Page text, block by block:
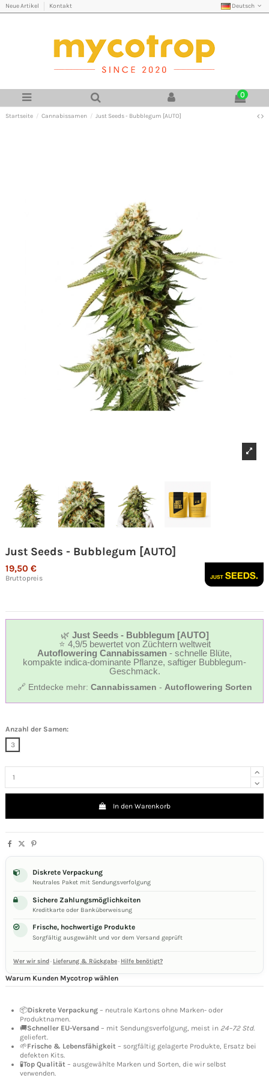
Neue Artikel Kontakt Deutsch
0
Startseite Cannabissamen Just Seeds - Bubblegum [AUTO]
Just Seeds - Bubblegum [AUTO]
19,50 €
Bruttopreis
🌿 Just Seeds - Bubblegum [AUTO]
⭐ 4,9/5 bewertet von Züchtern weltweit
Autoflowering Cannabissamen - schnelle Blüte,
kompakte indica-dominante Pflanze, saftiger Bubblegum-
Geschmack.
🔗 Entdecke mehr: Cannabissamen - Autoflowering Sorten
Anzahl der Samen:
3
In den Warenkorb
Diskrete Verpackung
Neutrales Paket mit Sendungsverfolgung
Sichere Zahlungsmöglichkeiten
Kreditkarte oder Banküberweisung
Frische, hochwertige Produkte
Sorgfältig ausgewählt und vor dem Versand geprüft
Wer wir sind · Lieferung & Rückgabe· Hilfe benötigt?
Warum Kunden Mycotrop wählen
📦Diskrete Verpackung – neutrale Kartons ohne Marken- oder
Produktnamen.
🚚Schneller EU-Versand – mit Sendungsverfolgung, meist in 24–72 Std.
geliefert.
🌱Frische & Lebensfähigkeit – sorgfältig gelagerte Produkte, Ersatz bei
defekten Kits.
🧪Top Qualität – ausgewählte Marken und Sorten, die wir selbst
verwenden.